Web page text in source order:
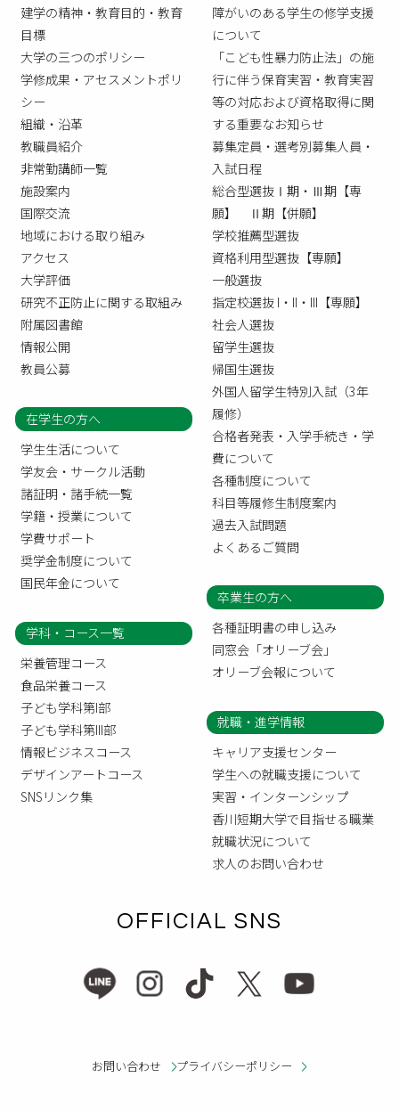
建学の精神・教育目的・教育
目標
大学の三つのポリシー
学修成果・アセスメントポリ
シー
組織・沿革
教職員紹介
非常勤講師一覧
施設案内
国際交流
地域における取り組み
アクセス
大学評価
研究不正防止に関する取組み
附属図書館
情報公開
教員公募
障がいのある学生の修学支援
について
「こども性暴力防止法」の施
行に伴う保育実習・教育実習
等の対応および資格取得に関
する重要なお知らせ
募集定員・選考別募集人員・
入試日程
総合型選抜Ⅰ期・Ⅲ期【専
願】 Ⅱ期【併願】
学校推薦型選抜
資格利用型選抜【専願】
一般選抜
指定校選抜 I・II・III【専願】
社会人選抜
留学生選抜
帰国生選抜
外国人留学生特別入試（3年
履修）
合格者発表・入学手続き・学
費について
各種制度について
科目等履修生制度案内
過去入試問題
よくあるご質問
在学生の方へ
学生生活について
学友会・サークル活動
諸証明・諸手続一覧
学籍・授業について
学費サポート
奨学金制度について
国民年金について
卒業生の方へ
各種証明書の申し込み
同窓会「オリーブ会」
オリーブ会報について
学科・コース一覧
栄養管理コース
食品栄養コース
子ども学科第I部
子ども学科第III部
情報ビジネスコース
デザインアートコース
SNSリンク集
就職・進学情報
キャリア支援センター
学生への就職支援について
実習・インターンシップ
香川短期大学で目指せる職業
就職状況について
求人のお問い合わせ
OFFICIAL SNS
お問い合わせ プライバシーポリシー